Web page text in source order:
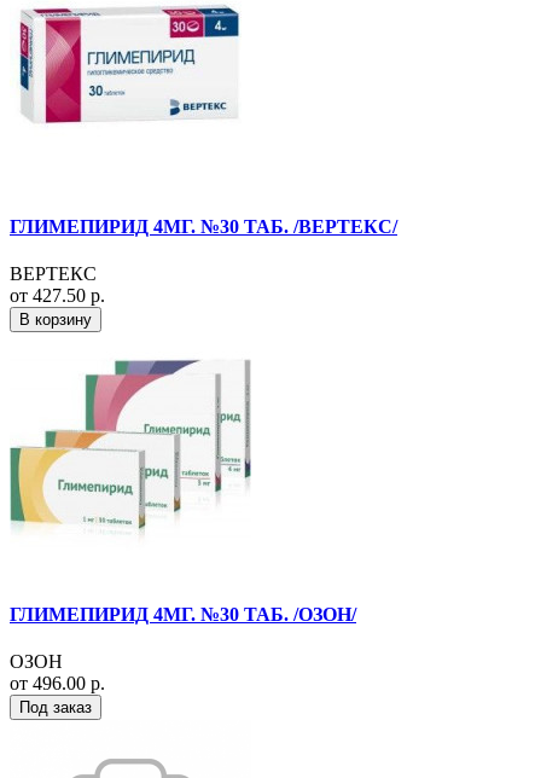
ГЛИМЕПИРИД 4МГ. №30 ТАБ. /ВЕРТЕКС/
ВЕРТЕКС
от 427.50 р.
В корзину
ГЛИМЕПИРИД 4МГ. №30 ТАБ. /ОЗОН/
ОЗОН
от 496.00 р.
Под заказ